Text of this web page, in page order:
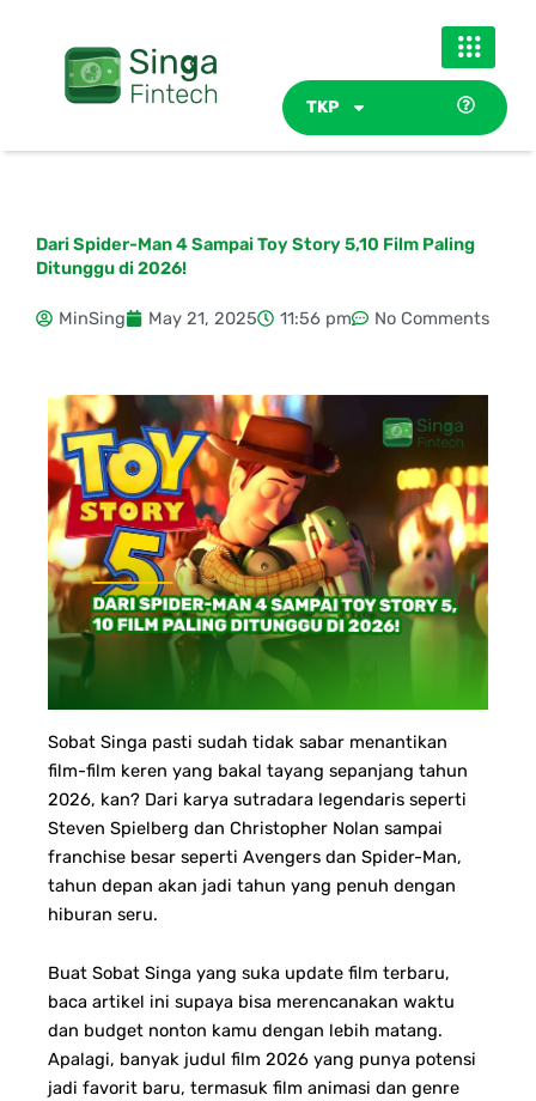
TKP
Dari Spider-Man 4 Sampai Toy Story 5,10 Film Paling
Ditunggu di 2026!
MinSing May 21, 2025 11:56 pm No Comments
Sobat Singa pasti sudah tidak sabar menantikan
film-film keren yang bakal tayang sepanjang tahun
2026, kan? Dari karya sutradara legendaris seperti
Steven Spielberg dan Christopher Nolan sampai
franchise besar seperti Avengers dan Spider-Man,
tahun depan akan jadi tahun yang penuh dengan
hiburan seru.
Buat Sobat Singa yang suka update film terbaru,
baca artikel ini supaya bisa merencanakan waktu
dan budget nonton kamu dengan lebih matang.
Apalagi, banyak judul film 2026 yang punya potensi
jadi favorit baru, termasuk film animasi dan genre